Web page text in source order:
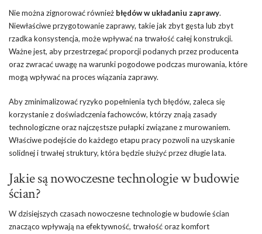
Nie można zignorować również błędów w układaniu zaprawy.
Niewłaściwe przygotowanie zaprawy, takie jak zbyt gęsta lub zbyt
rzadka konsystencja, może wpływać na trwałość całej konstrukcji.
Ważne jest, aby przestrzegać proporcji podanych przez producenta
oraz zwracać uwagę na warunki pogodowe podczas murowania, które
mogą wpływać na proces wiązania zaprawy.
Aby zminimalizować ryzyko popełnienia tych błędów, zaleca się
korzystanie z doświadczenia fachowców, którzy znają zasady
technologiczne oraz najczęstsze pułapki związane z murowaniem.
Właściwe podejście do każdego etapu pracy pozwoli na uzyskanie
solidnej i trwałej struktury, która będzie służyć przez długie lata.
Jakie są nowoczesne technologie w budowie
ścian?
W dzisiejszych czasach nowoczesne technologie w budowie ścian
znacząco wpływają na efektywność, trwałość oraz komfort